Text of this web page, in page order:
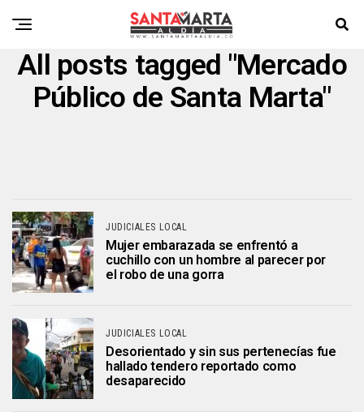
All posts tagged "Mercado
Público de Santa Marta"
JUDICIALES LOCAL
Mujer embarazada se enfrentó a
cuchillo con un hombre al parecer por
el robo de una gorra
JUDICIALES LOCAL
Desorientado y sin sus pertenecías fue
hallado tendero reportado como
desaparecido